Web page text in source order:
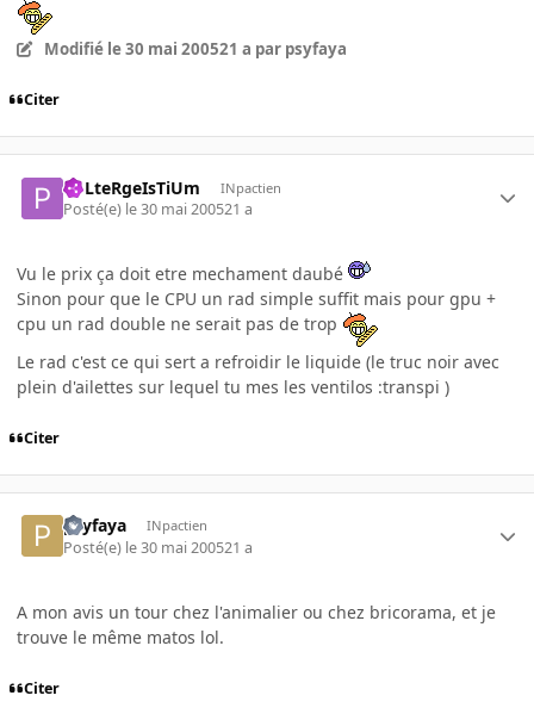
Modifié le 30 mai 200521 a par psyfaya
Citer
PoLteRgeIsTiUm INpactien
Posté(e) le 30 mai 200521 a
Vu le prix ça doit etre mechament daubé
Sinon pour que le CPU un rad simple suffit mais pour gpu +
cpu un rad double ne serait pas de trop
Le rad c'est ce qui sert a refroidir le liquide (le truc noir avec
plein d'ailettes sur lequel tu mes les ventilos :transpi )
Citer
psyfaya INpactien
Posté(e) le 30 mai 200521 a
A mon avis un tour chez l'animalier ou chez bricorama, et je
trouve le même matos lol.
Citer